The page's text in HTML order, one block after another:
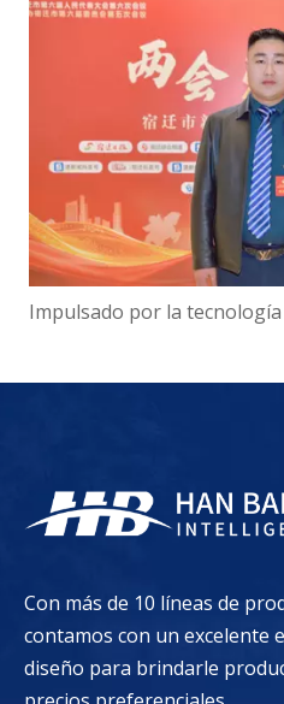
Con más de 10 líneas de
contamos con un excelente
diseño para brindarle